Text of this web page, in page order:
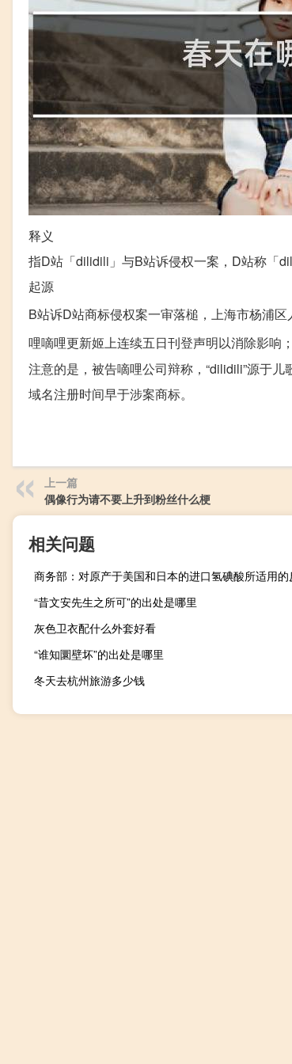
释义
指D站「dilidili」与B站诉侵权一案，D站称「
起源
B站诉D站商标侵权案一审落槌，上海市杨浦
哩嘀哩更新姬上连续五日刊登声明以消除影响
注意的是，被告嘀哩公司辩称，“dilidili”源于
域名注册时间早于涉案商标。
上一篇
偶像行为请不要上升到粉丝什么梗
相关问题
“昔文安先生之所可”的出处是哪里
灰色卫衣配什么外套好看
“谁知圜壁坏”的出处是哪里
冬天去杭州旅游多少钱